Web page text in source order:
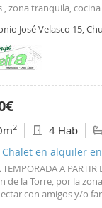
, zona tranquila,
PIDO GARANTIAS,
etc.
llame é infórmese. NO
José Velasco 15,
2 4 Hab
Chalet en alquiler
TEMPORADA A
de la Torre, por la
con amigos y/o